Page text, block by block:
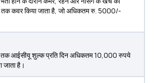
तक कवर किया जाता है, जो अधिकतम रु. 5000/-
तक आईसीयू शुल्क प्रति दिन अधिकतम 10,000 रुपये
जाता है।